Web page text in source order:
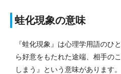
蛙化現象の意味
『蛙化現象』は心理学用語のひ
ら好意をもたれた途端、相手の
しまう』という意味があります。